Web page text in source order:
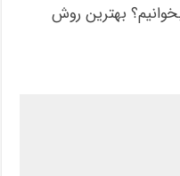
بهترین روش